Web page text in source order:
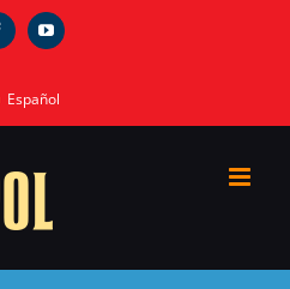
YouTube
Español